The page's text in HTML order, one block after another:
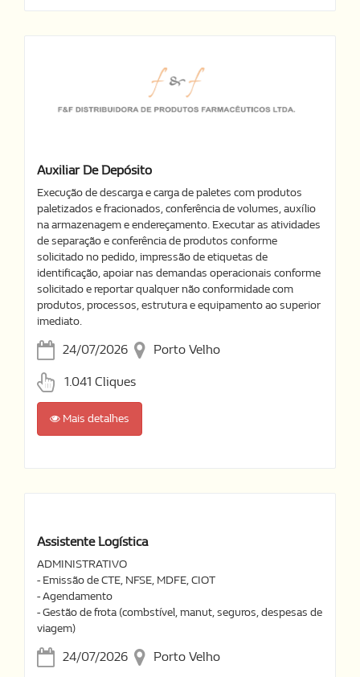
Auxiliar De Depósito
Execução de descarga e carga de paletes com produtos
paletizados e fracionados, conferência de volumes, auxílio
na armazenagem e endereçamento. Executar as atividades
de separação e conferência de produtos conforme
solicitado no pedido, impressão de etiquetas de
identificação, apoiar nas demandas operacionais conforme
solicitado e reportar qualquer não conformidade com
produtos, processos, estrutura e equipamento ao superior
imediato.
24/07/2026 Porto Velho
1.041 Cliques
Mais detalhes
Assistente Logística
ADMINISTRATIVO
- Emissão de CTE, NFSE, MDFE, CIOT
- Agendamento
- Gestão de frota (combstível, manut, seguros, despesas de
viagem)
24/07/2026 Porto Velho